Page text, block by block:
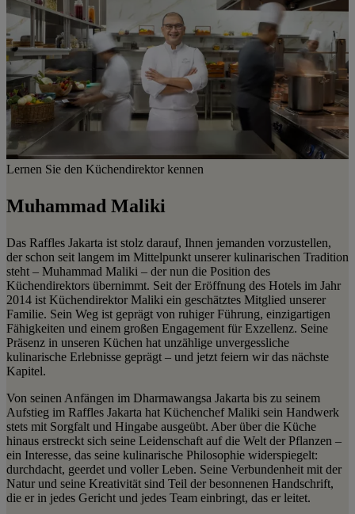
Lernen Sie den Küchendirektor kennen
Muhammad Maliki
Das Raffles Jakarta ist stolz darauf, Ihnen jemanden vorzustellen,
der schon seit langem im Mittelpunkt unserer kulinarischen Tradition
steht – Muhammad Maliki – der nun die Position des
Küchendirektors übernimmt. Seit der Eröffnung des Hotels im Jahr
2014 ist Küchendirektor Maliki ein geschätztes Mitglied unserer
Familie. Sein Weg ist geprägt von ruhiger Führung, einzigartigen
Fähigkeiten und einem großen Engagement für Exzellenz. Seine
Präsenz in unseren Küchen hat unzählige unvergessliche
kulinarische Erlebnisse geprägt – und jetzt feiern wir das nächste
Kapitel.
Von seinen Anfängen im Dharmawangsa Jakarta bis zu seinem
Aufstieg im Raffles Jakarta hat Küchenchef Maliki sein Handwerk
stets mit Sorgfalt und Hingabe ausgeübt. Aber über die Küche
hinaus erstreckt sich seine Leidenschaft auf die Welt der Pflanzen –
ein Interesse, das seine kulinarische Philosophie widerspiegelt:
durchdacht, geerdet und voller Leben. Seine Verbundenheit mit der
Natur und seine Kreativität sind Teil der besonnenen Handschrift,
die er in jedes Gericht und jedes Team einbringt, das er leitet.